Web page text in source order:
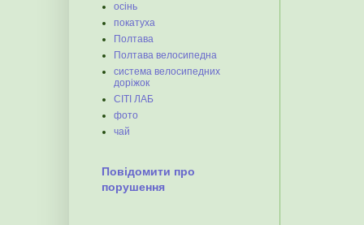
осінь
покатуха
Полтава
Полтава велосипедна
система велосипедних
доріжок
СІТІ ЛАБ
фото
чай
Повідомити про
порушення